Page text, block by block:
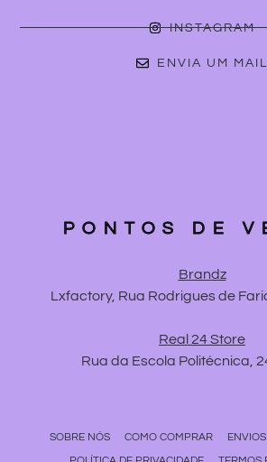
INSTAGRAM
ENVIA UM MAIL
PONTOS DE
Brandz
Lxfactory, Rua Rodrigues de
Real 24 Store
Rua da Escola Politécnica,
SOBRE NÓS COMO COMPRAR